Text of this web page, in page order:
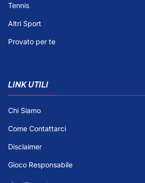
Tennis
Altri Sport
Provato per te
LINK UTILI
Chi Siamo
Come Contattarci
Disclaimer
Gioco Responsabile